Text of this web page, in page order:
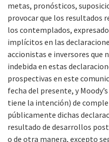
metas, pronósticos,
provocar que los resultados
los contemplados,
implícitos en las
accionistas e inversores que
indebida en estas
prospectivas en este
fecha del presente, y
tiene la intención) de
públicamente dichas
resultado de desarrollos
o de otra manera, excepto